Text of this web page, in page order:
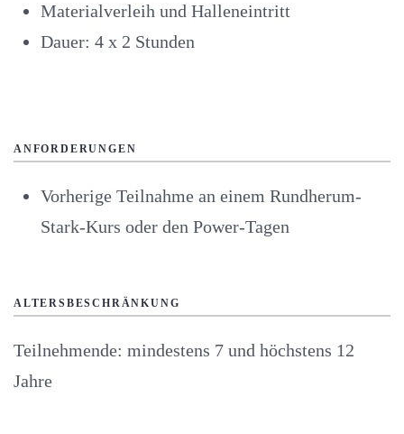
Materialverleih und Halleneintritt
Dauer: 4 x 2 Stunden
ANFORDERUNGEN
Vorherige Teilnahme an einem Rundherum-
Stark-Kurs oder den Power-Tagen
ALTERSBESCHRÄNKUNG
Teilnehmende: mindestens 7 und höchstens 12
Jahre